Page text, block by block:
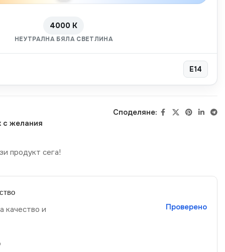
4000 K
НЕУТРАЛНА БЯЛА СВЕТЛИНА
E14
с желания
Споделяне:
продукт сега!
качество и Проверено